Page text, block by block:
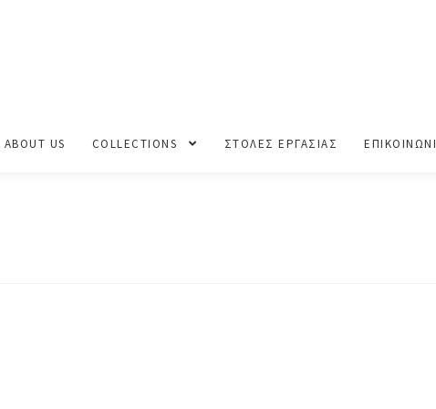
ABOUT US COLLECTIONS ΣΤΟΛΕΣ ΕΡΓΑΣΙΑΣ